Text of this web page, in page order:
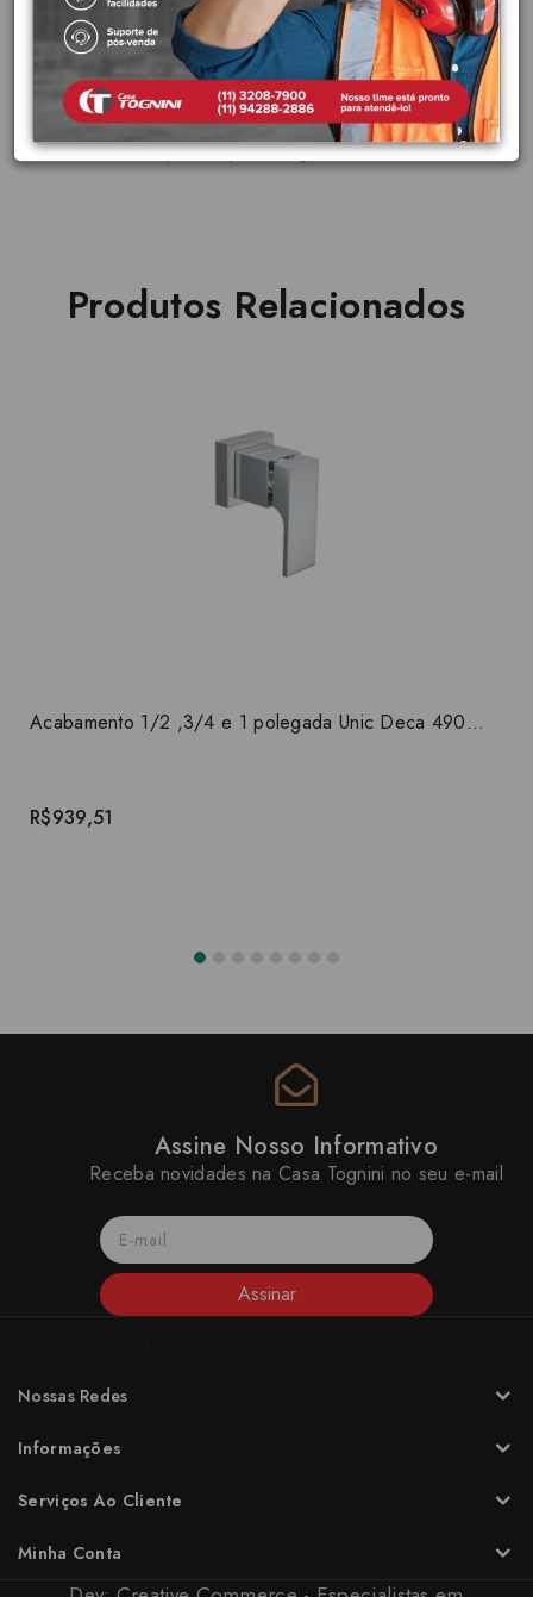
- Slow Close: Sistema de fechamento suave, que
proporciona maior conforto no uso;
Para maiores informações entre no site do fabricante
www.deca.com.br e procure pelo codigo AP.215.17
Produtos Relacionados
Acabamento 1/2 ,3/4 e 1 polegada Unic Deca 4900.C90.PQ
R$939,51
Assine Nosso Informativo
Receba novidades na Casa Tognini no seu e-mail
Assinar
Nossas Redes
Informações
Serviços Ao Cliente
Minha Conta